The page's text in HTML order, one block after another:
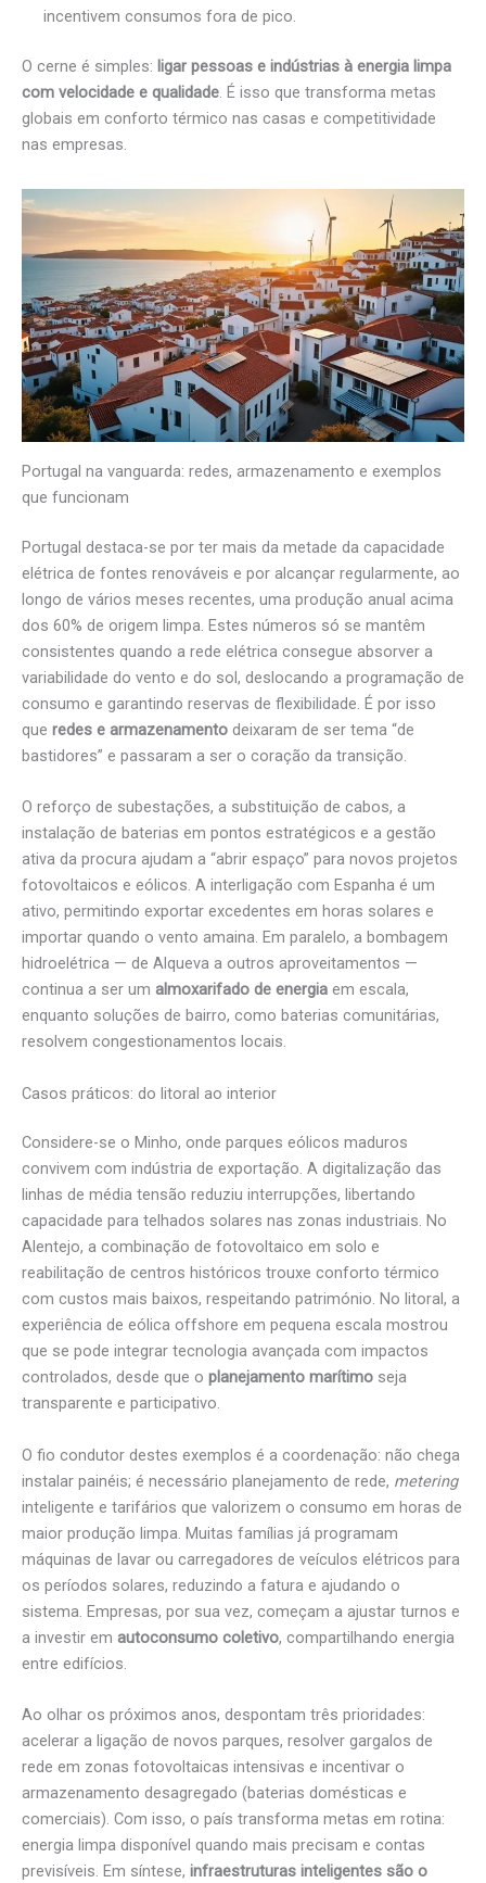
incentivem consumos fora de pico.
O cerne é simples: ligar pessoas e indústrias à energia limpa
com velocidade e qualidade. É isso que transforma metas
globais em conforto térmico nas casas e competitividade
nas empresas.
Portugal na vanguarda: redes, armazenamento e exemplos
que funcionam
Portugal destaca-se por ter mais da metade da capacidade
elétrica de fontes renováveis e por alcançar regularmente, ao
longo de vários meses recentes, uma produção anual acima
dos 60% de origem limpa. Estes números só se mantêm
consistentes quando a rede elétrica consegue absorver a
variabilidade do vento e do sol, deslocando a programação de
consumo e garantindo reservas de flexibilidade. É por isso
que redes e armazenamento deixaram de ser tema “de
bastidores” e passaram a ser o coração da transição.
O reforço de subestações, a substituição de cabos, a
instalação de baterias em pontos estratégicos e a gestão
ativa da procura ajudam a “abrir espaço” para novos projetos
fotovoltaicos e eólicos. A interligação com Espanha é um
ativo, permitindo exportar excedentes em horas solares e
importar quando o vento amaina. Em paralelo, a bombagem
hidroelétrica — de Alqueva a outros aproveitamentos —
continua a ser um almoxarifado de energia em escala,
enquanto soluções de bairro, como baterias comunitárias,
resolvem congestionamentos locais.
Casos práticos: do litoral ao interior
Considere-se o Minho, onde parques eólicos maduros
convivem com indústria de exportação. A digitalização das
linhas de média tensão reduziu interrupções, libertando
capacidade para telhados solares nas zonas industriais. No
Alentejo, a combinação de fotovoltaico em solo e
reabilitação de centros históricos trouxe conforto térmico
com custos mais baixos, respeitando património. No litoral, a
experiência de eólica offshore em pequena escala mostrou
que se pode integrar tecnologia avançada com impactos
controlados, desde que o planejamento marítimo seja
transparente e participativo.
O fio condutor destes exemplos é a coordenação: não chega
instalar painéis; é necessário planejamento de rede, metering
inteligente e tarifários que valorizem o consumo em horas de
maior produção limpa. Muitas famílias já programam
máquinas de lavar ou carregadores de veículos elétricos para
os períodos solares, reduzindo a fatura e ajudando o
sistema. Empresas, por sua vez, começam a ajustar turnos e
a investir em autoconsumo coletivo, compartilhando energia
entre edifícios.
Ao olhar os próximos anos, despontam três prioridades:
acelerar a ligação de novos parques, resolver gargalos de
rede em zonas fotovoltaicas intensivas e incentivar o
armazenamento desagregado (baterias domésticas e
comerciais). Com isso, o país transforma metas em rotina:
energia limpa disponível quando mais precisam e contas
previsíveis. Em síntese, infraestruturas inteligentes são o